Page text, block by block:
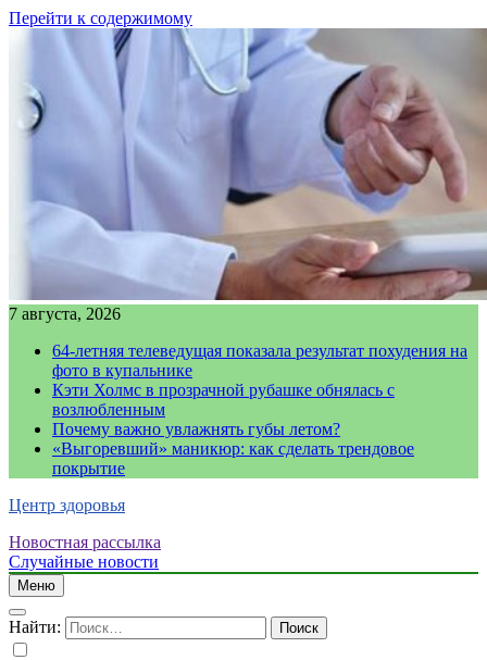
Перейти к содержимому
7 августа, 2026
64-летняя телеведущая показала результат похудения на
фото в купальнике
Кэти Холмс в прозрачной рубашке обнялась с
возлюбленным
Почему важно увлажнять губы летом?
«Выгоревший» маникюр: как сделать трендовое
покрытие
Центр здоровья
Новостная рассылка
Случайные новости
Меню
Найти: